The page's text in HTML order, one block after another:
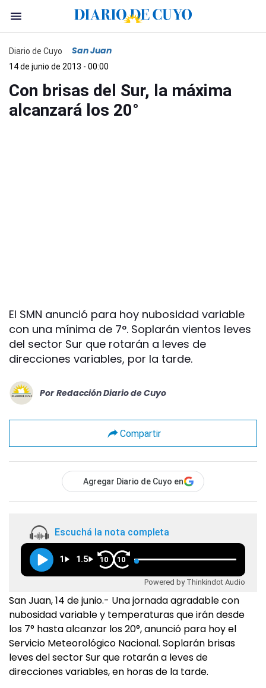
Diario de Cuyo San Juan
14 de junio de 2013 - 00:00
Con brisas del Sur, la máxima
alcanzará los 20°
El SMN anunció para hoy nubosidad variable
con una mínima de 7°. Soplarán vientos leves
del sector Sur que rotarán a leves de
direcciones variables, por la tarde.
Por Redacción Diario de Cuyo
Compartir
Agregar Diario de Cuyo en
Escuchá la nota completa
1 1.5 10 10
Powered by Thinkindot Audio
San Juan, 14 de junio.- Una jornada agradable con
nubosidad variable y temperaturas que irán desde
los 7° hasta alcanzar los 20°, anunció para hoy el
Servicio Meteorológico Nacional. Soplarán brisas
leves del sector Sur que rotarán a leves de
direcciones variables, en horas de la tarde.